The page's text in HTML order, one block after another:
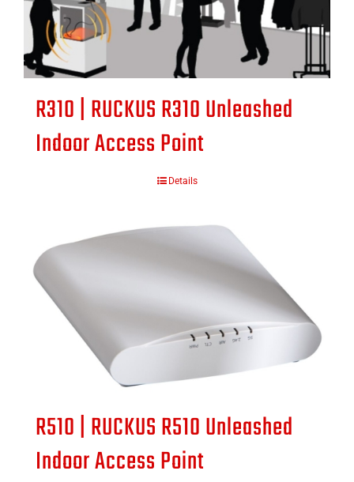
R310 | RUCKUS R310 Unleashed
Indoor Access Point
Details
R510 | RUCKUS R510 Unleashed
Indoor Access Point